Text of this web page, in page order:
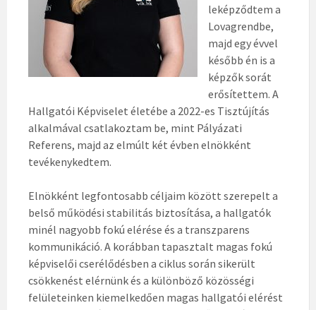
leképződtem a
Lovagrendbe,
majd egy évvel
később én is a
képzők sorát
erősítettem. A
Hallgatói Képviselet életébe a 2022-es Tisztújítás
alkalmával csatlakoztam be, mint Pályázati
Referens, majd az elmúlt két évben elnökként
tevékenykedtem.
Elnökként legfontosabb céljaim között szerepelt a
belső működési stabilitás biztosítása, a hallgatók
minél nagyobb fokú elérése és a transzparens
kommunikáció. A korábban tapasztalt magas fokú
képviselői cserélődésben a ciklus során sikerült
csökkenést elérnünk és a különböző közösségi
felületeinken kiemelkedően magas hallgatói elérést